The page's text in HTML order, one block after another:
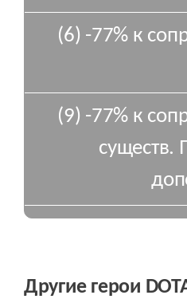
(6) -77% к
(9) -77% к
существ.
Другие герои